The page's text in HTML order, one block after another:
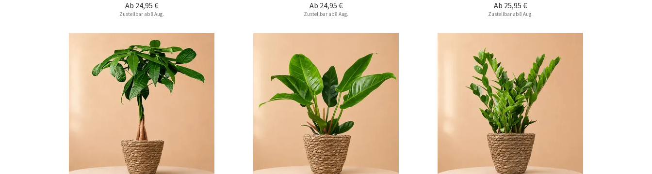
Ab 24,95 €
Zustellbar ab 8 Aug.
Ab 24,95 €
Zustellbar ab 8 Aug.
Ab 25,95 €
Zustellbar ab 8 Aug.